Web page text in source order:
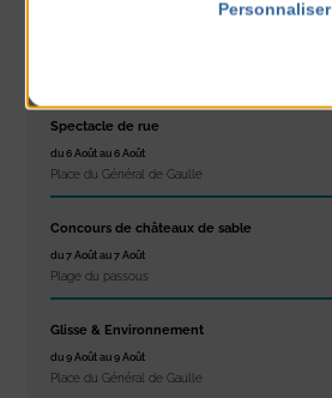
Spectacle de rue
du 6 Août au 6 Août
Place du Général de Gaulle
Concours de châteaux de sable
du 7 Août au 7 Août
Plage du passous
Glisse & Environnement
du 9 Août au 9 Août
Place du Général de Gaulle
Personnaliser